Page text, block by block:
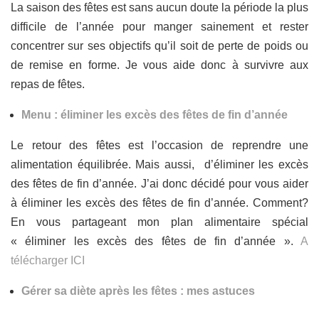
La saison des fêtes est sans aucun doute la période la plus
difficile de l’année pour manger sainement et rester
concentrer sur ses objectifs qu’il soit de perte de poids ou
de remise en forme. Je vous aide donc à survivre aux
repas de fêtes.
Menu : éliminer les excès des fêtes de fin d’année
Le retour des fêtes est l’occasion de reprendre une
alimentation équilibrée. Mais aussi, d’éliminer les excès
des fêtes de fin d’année. J’ai donc décidé pour vous aider
à éliminer les excès des fêtes de fin d’année. Comment?
En vous partageant mon plan alimentaire spécial
« éliminer les excès des fêtes de fin d’année ». A
télécharger ICI
Gérer sa diète après les fêtes : mes astuces